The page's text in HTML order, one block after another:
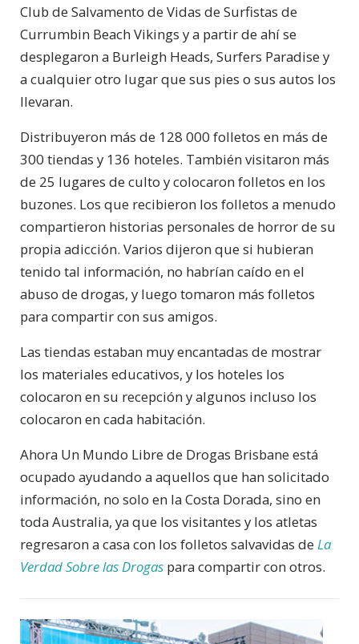
Club de Salvamento de Vidas de Surfistas de
Currumbin Beach Vikings y a partir de ahí se
desplegaron a Burleigh Heads, Surfers Paradise y
a cualquier otro lugar que sus pies o sus autos los
llevaran.
Distribuyeron más de 128 000 folletos en más de
300 tiendas y 136 hoteles. También visitaron más
de 25 lugares de culto y colocaron folletos en los
buzones. Los que recibieron los folletos a menudo
compartieron historias personales de horror de su
propia adicción. Varios dijeron que si hubieran
tenido tal información, no habrían caído en el
abuso de drogas, y luego tomaron más folletos
para compartir con sus amigos.
Las tiendas estaban muy encantadas de mostrar
los materiales educativos, y los hoteles los
colocaron en su recepción y algunos incluso los
colocaron en cada habitación.
Ahora Un Mundo Libre de Drogas Brisbane está
ocupado ayudando a aquellos que han solicitado
información, no solo en la Costa Dorada, sino en
toda Australia, ya que los visitantes y los atletas
regresaron a casa con los folletos salvavidas de La
Verdad Sobre las Drogas para compartir con otros.